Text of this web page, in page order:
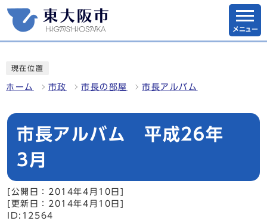
メニュー
現在位置
ホーム 市政 市長の部屋 市長アルバム
市長アルバム 平成26年
3月
[公開日：2014年4月10日]
[更新日：2014年4月10日]
ID:12564